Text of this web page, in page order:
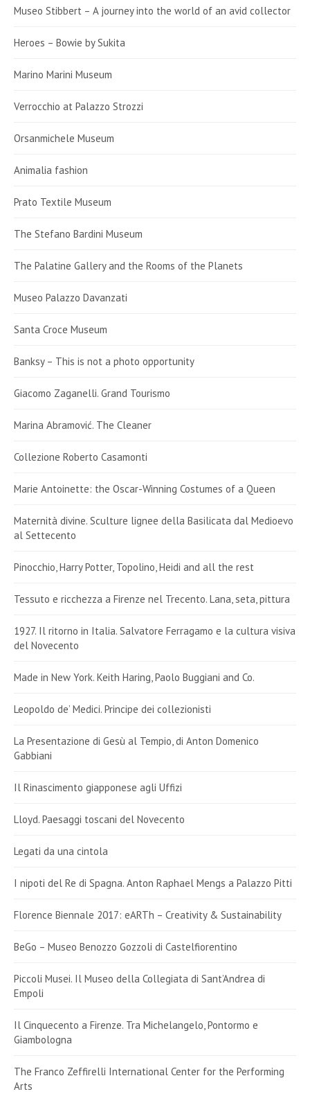
Museo Stibbert – A journey into the world of an avid collector
Heroes – Bowie by Sukita
Marino Marini Museum
Verrocchio at Palazzo Strozzi
Orsanmichele Museum
Animalia fashion
Prato Textile Museum
The Stefano Bardini Museum
The Palatine Gallery and the Rooms of the Planets
Museo Palazzo Davanzati
Santa Croce Museum
Banksy – This is not a photo opportunity
Giacomo Zaganelli. Grand Tourismo
Marina Abramović. The Cleaner
Collezione Roberto Casamonti
Marie Antoinette: the Oscar-Winning Costumes of a Queen
Maternità divine. Sculture lignee della Basilicata dal Medioevo
al Settecento
Pinocchio, Harry Potter, Topolino, Heidi and all the rest
Tessuto e ricchezza a Firenze nel Trecento. Lana, seta, pittura
1927. Il ritorno in Italia. Salvatore Ferragamo e la cultura visiva
del Novecento
Made in New York. Keith Haring, Paolo Buggiani and Co.
Leopoldo de’ Medici. Principe dei collezionisti
La Presentazione di Gesù al Tempio, di Anton Domenico
Gabbiani
Il Rinascimento giapponese agli Uffizi
Lloyd. Paesaggi toscani del Novecento
Legati da una cintola
I nipoti del Re di Spagna. Anton Raphael Mengs a Palazzo Pitti
Florence Biennale 2017: eARTh – Creativity & Sustainability
BeGo – Museo Benozzo Gozzoli di Castelfiorentino
Piccoli Musei. Il Museo della Collegiata di Sant’Andrea di
Empoli
Il Cinquecento a Firenze. Tra Michelangelo, Pontormo e
Giambologna
The Franco Zeffirelli International Center for the Performing
Arts